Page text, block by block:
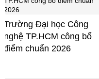
Trường Đại học Công
nghệ TP.HCM công bố
điểm chuẩn 2026